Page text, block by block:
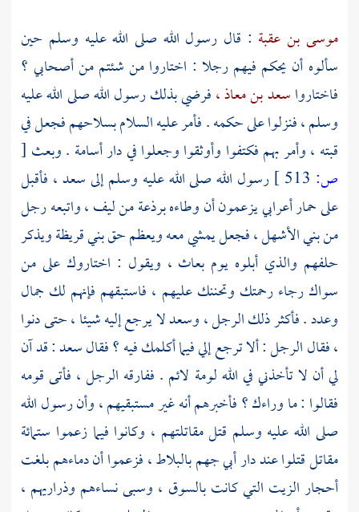
موسى بن عقبة : قال رسول الله صلى الله عليه وسلم حين
سألوه أن يحكم فيهم رجلا : اختاروا من شئتم من أصحابي ؟
فاختارواسعد بن معاذ ،فرضي بذلك رسول الله صلى الله عليه
وسلم ، فنزلوا على حكمه . فأمر عليه السلام بسلاحهم فجعل في
قبته ، وأمر بهم فكتفوا وأوثقوا وجعلوا في دارأسامة . وبعث [
ص:
رسول الله صلى الله عليه وسلم إلىسعد ، فأقبل
على حمار أعرابي يزعمون أن وطاءه برذعة من ليف ، واتبعه رجل
منبني الأشهل ،فجعل يمشي معه ويعظم حقبني قريظةويذكر
حلفهم والذي أبلوه يوم بعاث ، ويقول : اختاروك على من
سواك رجاء رحمتك وتحننك عليهم ، فاستبقهم فإنهم لك جمال
وعدد . فأكثر ذلك الرجل ،وسعدلا يرجع إليه شيئا ، حتى دنوا
، فقال الرجل : ألا ترجع إلي فيما أكلمك فيه ؟ فقالسعد: قد آن
لي أن لا تأخذني في الله لومة لائم . ففارقه الرجل ، فأتى قومه
فقالوا : ما وراءك ؟ فأخبرهم أنه غير مستبقيهم ، وأن رسول الله
صلى الله عليه وسلم قتل مقاتلتهم ، وكانوا فيما زعموا ستمائة
مقاتل قتلوا عند دارأبي جهمبالبلاط ،فزعموا أن دماءهم بلغت
أحجار الزيت التي كانت بالسوق ، وسبى نساءهم وذراريهم ،